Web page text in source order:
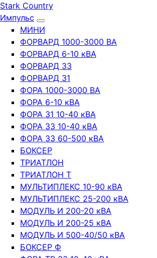
Stark Country
Импульс
МИНИ
ФОРВАРД 1000-3000 ВА
ФОРВАРД 6-10 кВА
ФОРВАРД 33
ФОРВАРД 31
ФОРА 1000-3000 ВА
ФОРА 6-10 кВА
ФОРА 31 10-40 кВА
ФОРА 33 10-40 кВА
ФОРА 33 60-500 кВА
БОКСЕР
ТРИАТЛОН
ТРИАТЛОН Т
МУЛЬТИПЛЕКС 10-90 кВА
МУЛЬТИПЛЕКС 25-200 кВА
МОДУЛЬ И 200-20 кВА
МОДУЛЬ И 200-25 кВА
МОДУЛЬ И 500-40/50 кВА
БОКСЕР Ф